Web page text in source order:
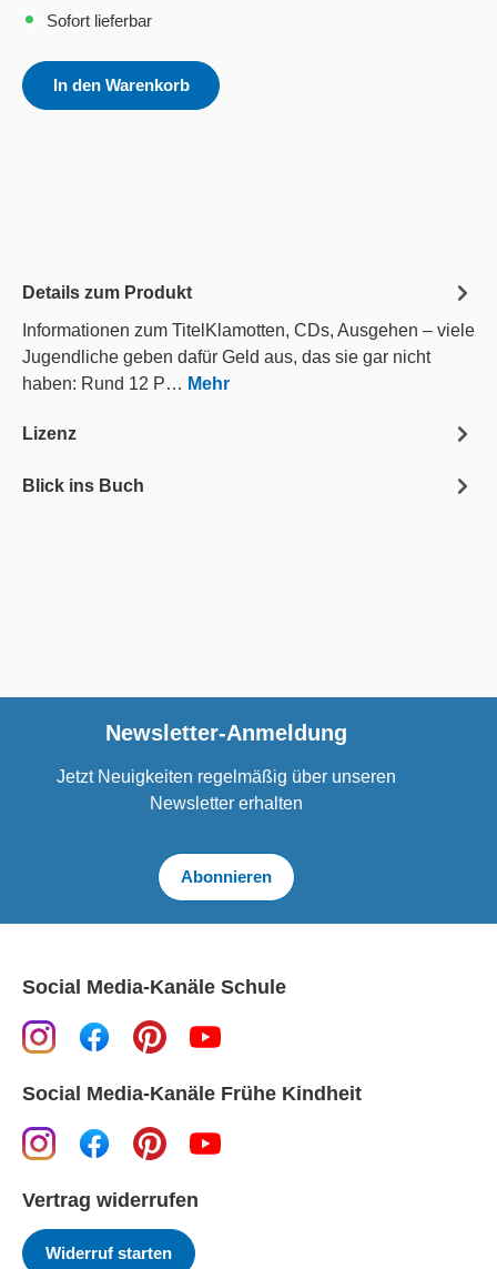
Sofort lieferbar
In den Warenkorb
Details zum Produkt
Informationen zum TitelKlamotten, CDs, Ausgehen – viele
Jugendliche geben dafür Geld aus, das sie gar nicht
haben: Rund 12 P… Mehr
Lizenz
Blick ins Buch
Newsletter-Anmeldung
Jetzt Neuigkeiten regelmäßig über unseren
Newsletter erhalten
Abonnieren
Social Media-Kanäle Schule
Social Media-Kanäle Frühe Kindheit
Vertrag widerrufen
Widerruf starten